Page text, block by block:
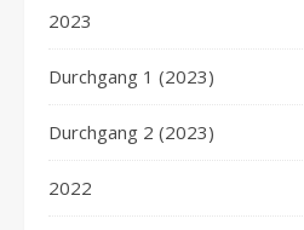
2023
Durchgang 1 (2023)
Durchgang 2 (2023)
2022